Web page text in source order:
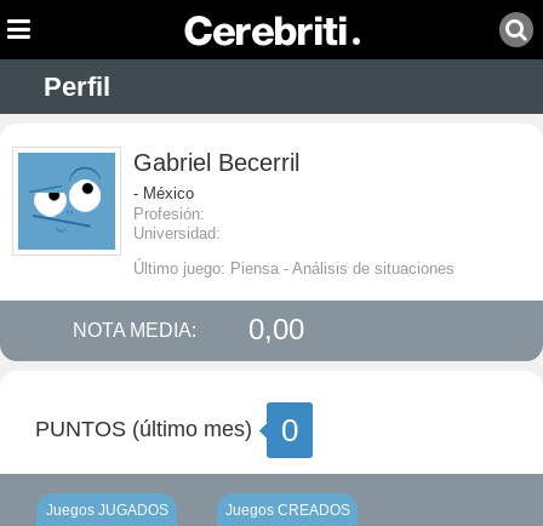
Perfil
Gabriel Becerril
- México
Profesión:
Universidad:
Último juego: Piensa - Análisis de situaciones
NOTA MEDIA: 0,00
PUNTOS (último mes) 0
Juegos JUGADOS Juegos CREADOS